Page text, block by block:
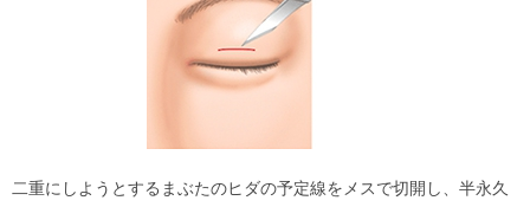
二重にしようとするまぶたのヒダの予定線をメスで切開し、半永久